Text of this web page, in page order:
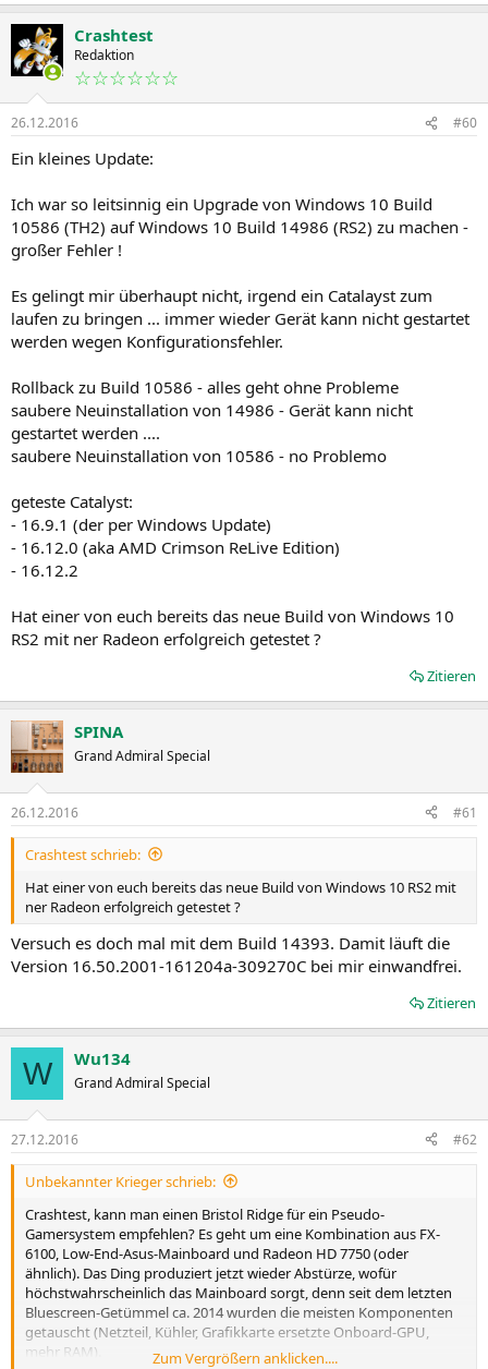
Crashtest
Redaktion
☆☆☆☆☆☆
26.12.2016 #60
Ein kleines Update:
Ich war so leitsinnig ein Upgrade von Windows 10 Build
10586 (TH2) auf Windows 10 Build 14986 (RS2) zu machen -
großer Fehler !
Es gelingt mir überhaupt nicht, irgend ein Catalayst zum
laufen zu bringen ... immer wieder Gerät kann nicht gestartet
werden wegen Konfigurationsfehler.
Rollback zu Build 10586 - alles geht ohne Probleme
saubere Neuinstallation von 14986 - Gerät kann nicht
gestartet werden ....
saubere Neuinstallation von 10586 - no Problemo
geteste Catalyst:
- 16.9.1 (der per Windows Update)
- 16.12.0 (aka AMD Crimson ReLive Edition)
- 16.12.2
Hat einer von euch bereits das neue Build von Windows 10
RS2 mit ner Radeon erfolgreich getestet ?
Zitieren
SPINA
Grand Admiral Special
26.12.2016 #61
Crashtest schrieb:
Hat einer von euch bereits das neue Build von Windows 10 RS2 mit
ner Radeon erfolgreich getestet ?
Versuch es doch mal mit dem Build 14393. Damit läuft die
Version 16.50.2001-161204a-309270C bei mir einwandfrei.
Zitieren
W Wu134
Grand Admiral Special
27.12.2016 #62
Unbekannter Krieger schrieb:
Crashtest, kann man einen Bristol Ridge für ein Pseudo-
Gamersystem empfehlen? Es geht um eine Kombination aus FX-
6100, Low-End-Asus-Mainboard und Radeon HD 7750 (oder
ähnlich). Das Ding produziert jetzt wieder Abstürze, wofür
höchstwahrscheinlich das Mainboard sorgt, denn seit dem letzten
Bluescreen-Getümmel ca. 2014 wurden die meisten Komponenten
getauscht (Netzteil, Kühler, Grafikkarte ersetzte Onboard-GPU,
mehr RAM).
Zum Vergrößern anklicken....